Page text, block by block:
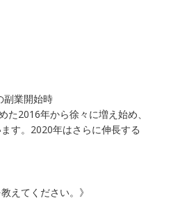
副業開始時
た2016年から徐々に増え始め、
す。2020年はさらに伸長する
えてください。》